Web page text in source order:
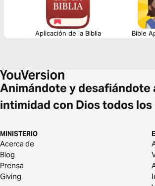
Aplicación de la Biblia Bible
Animándote y desafiándote
intimidad con Dios todos los
MINISTERIO
Acerca de
Blog
Prensa
Giving